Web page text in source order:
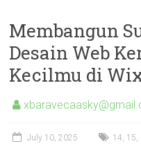
Membangun
Desain Web
Kecilmu di
July 10, 2025 14, 15,